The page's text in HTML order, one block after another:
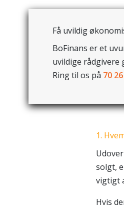
Få uvildig
BoFinans er et
uvildige rådgivere
Ring til os på 70
1.
solgt,
vigtigt
Hvis